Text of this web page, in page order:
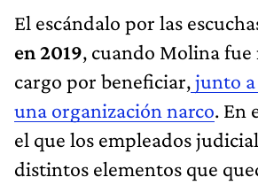
El escándalo por las
en 2019, cuando Molina fue
cargo por beneficiar,junto a
una organización narco. En
el que los empleados
distintos elementos que